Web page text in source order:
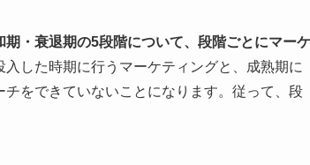
・衰退期の5段階について、段階ごとにマーケ
した時期に行うマーケティングと、成熟期に
をできていないことになります。従って、段